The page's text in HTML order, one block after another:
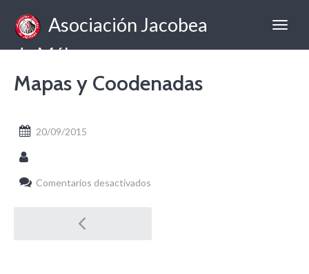
Asociación Jacobea
de Málaga
Mapas y Coodenadas
20/09/2015
Comentarios desactivados
Post